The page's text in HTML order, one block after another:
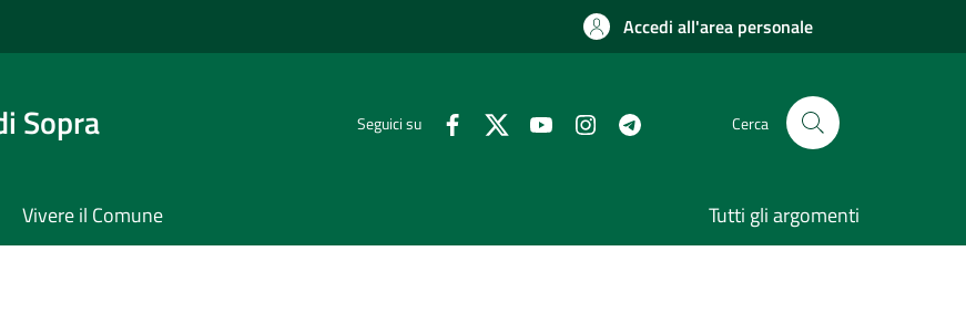
Accedi all'area personale
Sopra Seguici su Cerca
Vivere il Comune Tutti gli argomenti